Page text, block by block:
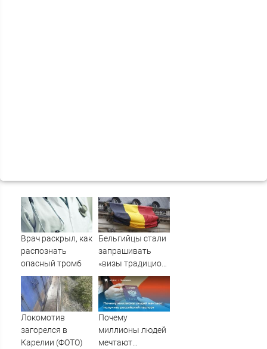
Врач раскрыл, как
распознать
опасный тромб
Бельгийцы стали
запрашивать
«визы традиционных
ценностей» в
посольстве РФ
Локомотив
загорелся в
Карелии (ФОТО)
Почему
миллионы людей
мечтают